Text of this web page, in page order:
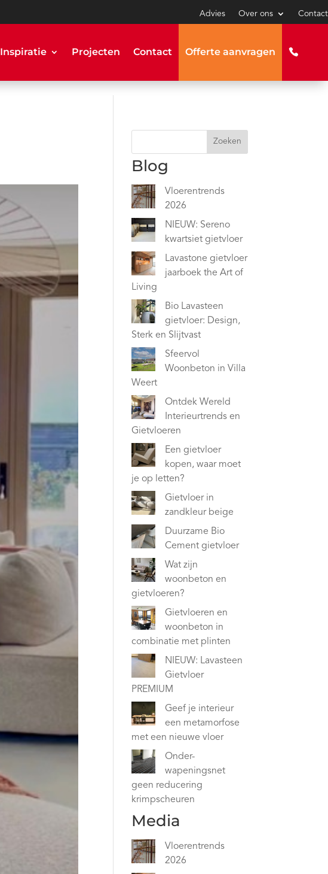
Advies Over ons Contact
Inspiratie Projecten Contact Offerte aanvragen
Zoeken
Blog
Vloerentrends
2026
NIEUW: Sereno
kwartsiet gietvloer
Lavastone gietvloer
jaarboek the Art of
Living
Bio Lavasteen
gietvloer: Design,
Sterk en Slijtvast
Sfeervol
Woonbeton in Villa
Weert
Ontdek Wereld
Interieurtrends en
Gietvloeren
Een gietvloer
kopen, waar moet
je op letten?
Gietvloer in
zandkleur beige
Duurzame Bio
Cement gietvloer
Wat zijn
woonbeton en
gietvloeren?
Gietvloeren en
woonbeton in
combinatie met plinten
NIEUW: Lavasteen
Gietvloer
PREMIUM
Geef je interieur
een metamorfose
met een nieuwe vloer
Onder-
wapeningsnet
geen reducering
krimpscheuren
Media
Vloerentrends
2026